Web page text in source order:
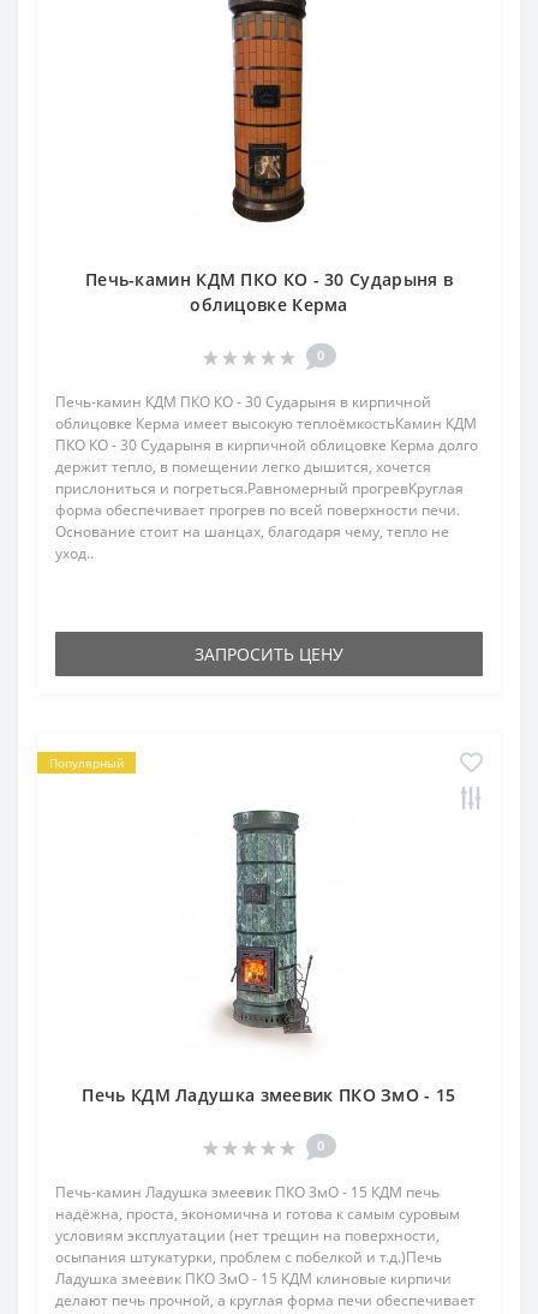
Печь-камин КДМ ПКО КО - 30 Сударыня в
облицовке Керма
0
Печь-камин КДМ ПКО КО - 30 Сударыня в кирпичной
облицовке Керма имеет высокую теплоёмкостьКамин КДМ
ПКО КО - 30 Сударыня в кирпичной облицовке Керма долго
держит тепло, в помещении легко дышится, хочется
прислониться и погреться.Равномерный прогревКруглая
форма обеспечивает прогрев по всей поверхности печи.
Основание стоит на шанцах, благодаря чему, тепло не
уход..
ЗАПРОСИТЬ ЦЕНУ
Популярный
Печь КДМ Ладушка змеевик ПКО ЗмО - 15
0
Печь-камин Ладушка змеевик ПКО ЗмО - 15 КДМ печь
надёжна, проста, экономична и готова к самым суровым
условиям эксплуатации (нет трещин на поверхности,
осыпания штукатурки, проблем с побелкой и т.д.)Печь
Ладушка змеевик ПКО ЗмО - 15 КДМ клиновые кирпичи
делают печь прочной, а круглая форма печи обеспечивает